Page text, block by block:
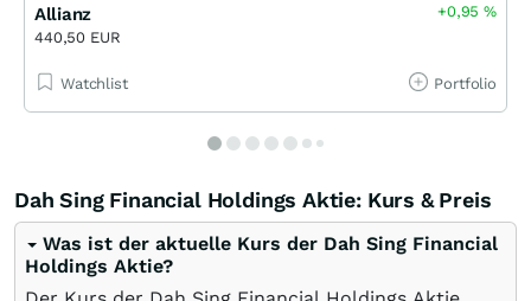
Allianz
440,50 EUR
+0,95%
Watchlist Portfolio
Dah Sing Financial Holdings Aktie: Kurs & Preis
Was ist der aktuelle Kurs der Dah Sing Financial
Holdings Aktie?